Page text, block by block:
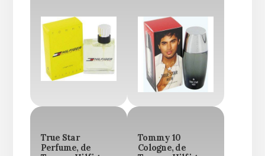
True Star
Perfume, de
Tommy 10
Cologne, de